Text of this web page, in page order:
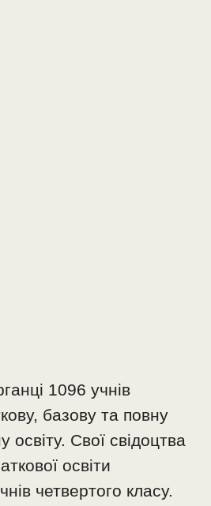
1096 учнів
базову та повну
освіту. Свої свідоцтва
освіти
четвертого класу.